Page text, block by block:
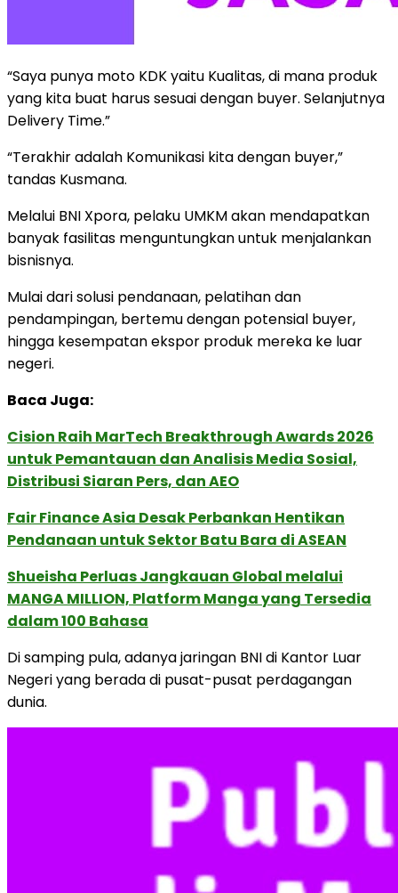
“Saya punya moto KDK yaitu Kualitas, di mana produk
yang kita buat harus sesuai dengan buyer. Selanjutnya
Delivery Time.”
“Terakhir adalah Komunikasi kita dengan buyer,”
tandas Kusmana.
Melalui BNI Xpora, pelaku UMKM akan mendapatkan
banyak fasilitas menguntungkan untuk menjalankan
bisnisnya.
Mulai dari solusi pendanaan, pelatihan dan
pendampingan, bertemu dengan potensial buyer,
hingga kesempatan ekspor produk mereka ke luar
negeri.
Baca Juga:
Cision Raih MarTech Breakthrough Awards 2026
untuk Pemantauan dan Analisis Media Sosial,
Distribusi Siaran Pers, dan AEO
Fair Finance Asia Desak Perbankan Hentikan
Pendanaan untuk Sektor Batu Bara di ASEAN
Shueisha Perluas Jangkauan Global melalui
MANGA MILLION, Platform Manga yang Tersedia
dalam 100 Bahasa
Di samping pula, adanya jaringan BNI di Kantor Luar
Negeri yang berada di pusat-pusat perdagangan
dunia.